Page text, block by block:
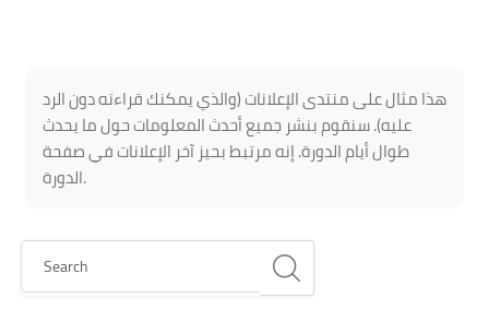
Blocks
هذا مثال على منتدى الإعلانات (والذي يمكنك قراءته دون الرد
عليه). سنقوم بنشر جميع أحدث المعلومات حول ما يحدث
طوال أيام الدورة. إنه مرتبط بحيز آخر الإعلانات في صفحة
الدورة.
Search